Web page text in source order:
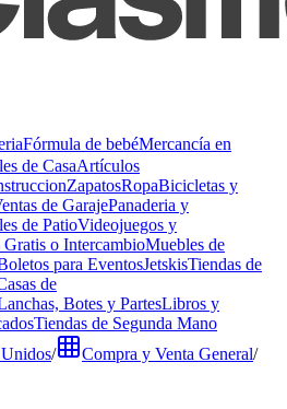
Fórmula de bebéMercancía en
de CasaArtículos
ZapatosRopaBicicletas y
de GarajePanaderia y
de PatioVideojuegos y
Gratis o IntercambioMuebles de
para EventosJetskisTiendas de
de
Botes y PartesLibros y
Tiendas de Segunda Mano
/ Compra y Venta General/